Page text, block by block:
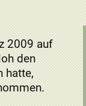
2009 auf
den
hatte,